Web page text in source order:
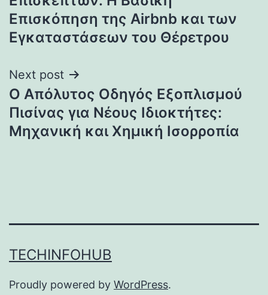
Επισκόπηση της Airbnb και των
Εγκαταστάσεων του Θέρετρου
Next post
Ο Απόλυτος Οδηγός Εξοπλισμού
Πισίνας για Νέους Ιδιοκτήτες:
Μηχανική και Χημική Ισορροπία
TECHINFOHUB
Proudly powered by WordPress.